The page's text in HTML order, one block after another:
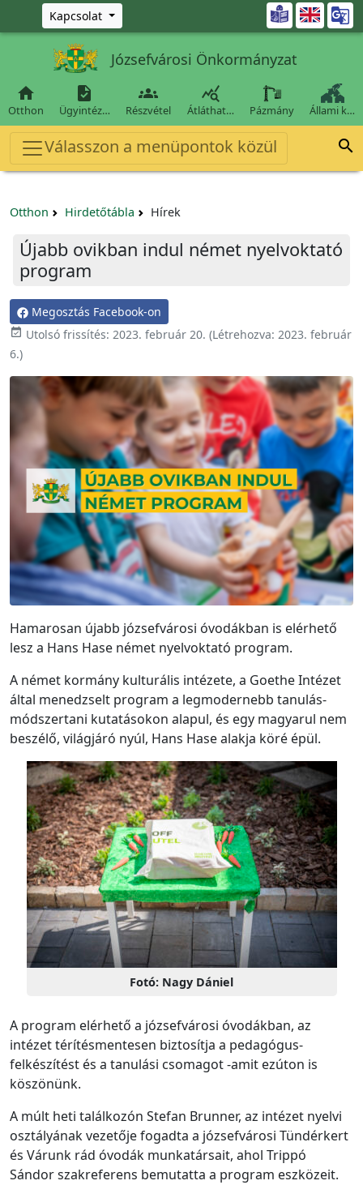
Ugrás a fő tartalomra
Kapcsolat 
Józsefvárosi Önkormányzat

Otthon

Ügyintéz…

Részvétel

Átláthat… Pázmány Állami k…
Válasszon a menüpontok közül 
Otthon Hirdetőtábla Hírek
Újabb ovikban indul német nyelvoktató
program
Megosztás Facebook-on
 Utolsó frissítés: 2023. február 20. (Létrehozva: 2023. február
6.)
Hamarosan újabb józsefvárosi óvodákban is elérhető
lesz a Hans Hase német nyelvoktató program.
A német kormány kulturális intézete, a Goethe Intézet
által menedzselt program a legmodernebb tanulás-
módszertani kutatásokon alapul, és egy magyarul nem
beszélő, világjáró nyúl, Hans Hase alakja köré épül.
Fotó: Nagy Dániel
A program elérhető a józsefvárosi óvodákban, az
intézet térítésmentesen biztosítja a pedagógus-
felkészítést és a tanulási csomagot -amit ezúton is
köszönünk.
A múlt heti találkozón Stefan Brunner, az intézet nyelvi
osztályának vezetője fogadta a józsefvárosi Tündérkert
és Várunk rád óvodák munkatársait, ahol Trippó
Sándor szakreferens bemutatta a program eszközeit.